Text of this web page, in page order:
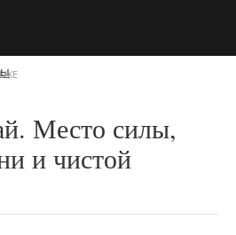
Место силы,
и чистой